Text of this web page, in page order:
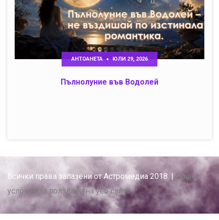
АНТОАНЕТА ЮЛИ 29, 2026
Пълнолуние във Водолей
Всички права запазени от Астромедиа 2018. | Общи
условия за ползване на уеб сайта